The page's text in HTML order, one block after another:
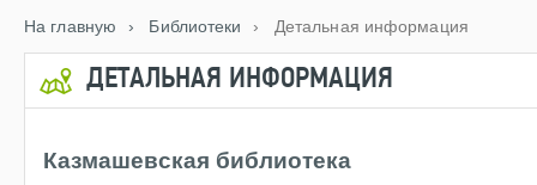
На главную › Библиотеки › Детальная информация
ДЕТАЛЬНАЯ ИНФОРМАЦИЯ
Казмашевская библиотека